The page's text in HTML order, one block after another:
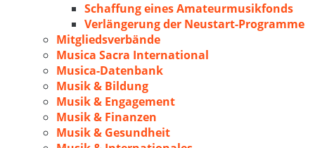
Schaffung eines Amateurmusikfonds
Verlängerung der Neustart-Programme
Mitgliedsverbände
Musica Sacra International
Musica-Datenbank
Musik & Bildung
Musik & Engagement
Musik & Finanzen
Musik & Gesundheit